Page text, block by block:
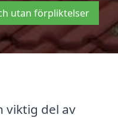
utan förpliktelser
viktig del av